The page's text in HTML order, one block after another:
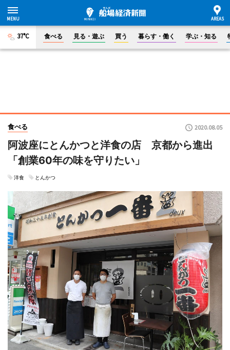
37°C 食べる 見る・遊ぶ 買う 暮らす・働く 学ぶ・知る
食べる 2020.08.05
阿波座にとんかつと洋食の店 京都から進出
「創業60年の味を守りたい」
洋食 とんかつ